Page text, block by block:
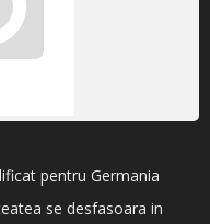
pentru Germania
se desfasoara in